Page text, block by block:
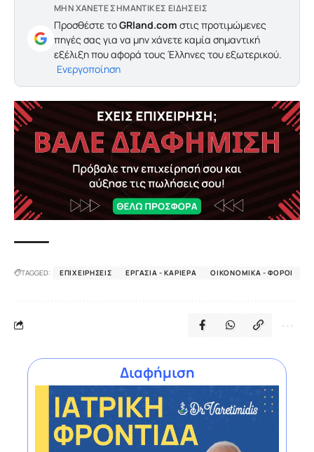
ΜΗΝ ΧΑΝΕΤΕ ΣΗΜΑΝΤΙΚΕΣ ΕΙΔΗΣΕΙΣ
Προσθέστε τοGRland.com στις προτιμώμενες
πηγές σας για να μην χάνετε καμία σημαντική
εξέλιξη που αφορά τους Έλληνες του εξωτερικού.
Ενεργοποίηση
TAGGED: ΕΠΙΧΕΙΡΉΣΕΙΣ ΕΡΓΑΣΊΑ - ΚΑΡΙΈΡΑ ΟΙΚΟΝΟΜΙΚΆ - ΦΌΡΟΙ
Διαφήμιση